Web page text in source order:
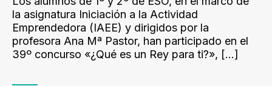
la asignatura Iniciación a la Actividad
Emprendedora (IAEE) y dirigidos por la
profesora Ana Mª Pastor, han participado en el
39º concurso «¿Qué es un Rey para ti?», […]